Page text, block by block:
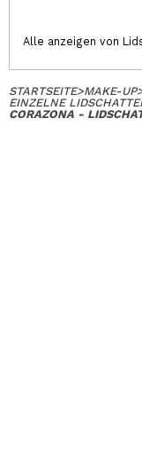
Alle anzeigen von
STARTSEITE>MAKE-UP
EINZELNE
CORAZONA -